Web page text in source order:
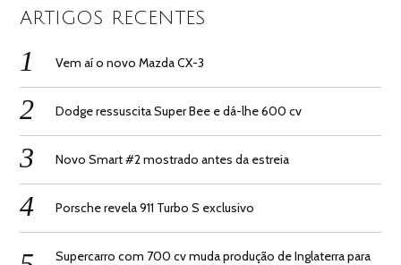
ARTIGOS RECENTES
Vem aí o novo Mazda CX-3
Dodge ressuscita Super Bee e dá-lhe 600 cv
Novo Smart #2 mostrado antes da estreia
Porsche revela 911 Turbo S exclusivo
Supercarro com 700 cv muda produção de Inglaterra para